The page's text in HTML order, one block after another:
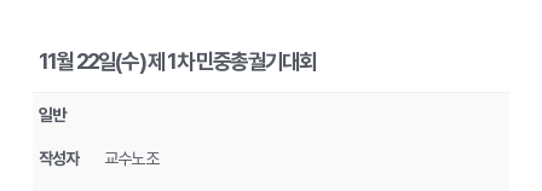
11월 22일(수) 제 1차 민중총궐기대회
일반
작성자 교수노조